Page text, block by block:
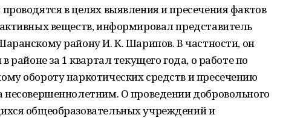
в целях выявления и пресечения фактов
веществ, информировал представитель
району И. К. Шарипов. В частности, он
районе за 1 квартал текущего года, о работе по
обороту наркотических средств и пресечению
О проведении добровольного
общеобразовательных учреждений и